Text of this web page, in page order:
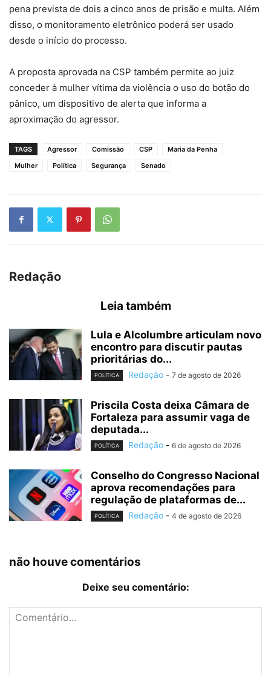
pena prevista de dois a cinco anos de prisão e multa. Além
disso, o monitoramento eletrônico poderá ser usado
desde o início do processo.
A proposta aprovada na CSP também permite ao juiz
conceder à mulher vítima da violência o uso do botão do
pânico, um dispositivo de alerta que informa a
aproximação do agressor.
TAGS Agressor Comissão CSP
Maria da Penha
Mulher
Política Segurança Senado
Redação
Leia também
Lula e Alcolumbre articulam novo
encontro para discutir pautas
prioritárias do...
POLÍTICA Redação - 7 de agosto de 2026
Priscila Costa deixa Câmara de
Fortaleza para assumir vaga de
deputada...
POLÍTICA Redação - 6 de agosto de 2026
Conselho do Congresso Nacional
aprova recomendações para
regulação de plataformas de...
POLÍTICA Redação - 4 de agosto de 2026
não houve comentários
Deixe seu comentário: